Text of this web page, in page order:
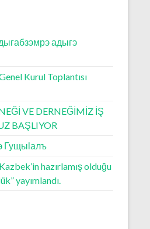
адыгэ
Kurul Toplantısı
VE DERNEĞİMİZ İŞ
BAŞLIYOR
Гущыӏалъ
hazırlamış olduğu
yayımlandı.